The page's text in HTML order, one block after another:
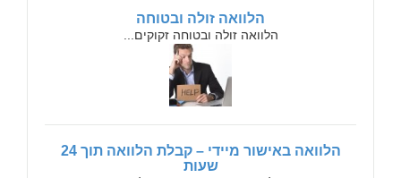
הלוואה זולה ובטוחה
הלוואה זולה ובטוחה זקוקים...
הלוואה באישור מיידי – קבלת הלוואה תוך 24
שעות